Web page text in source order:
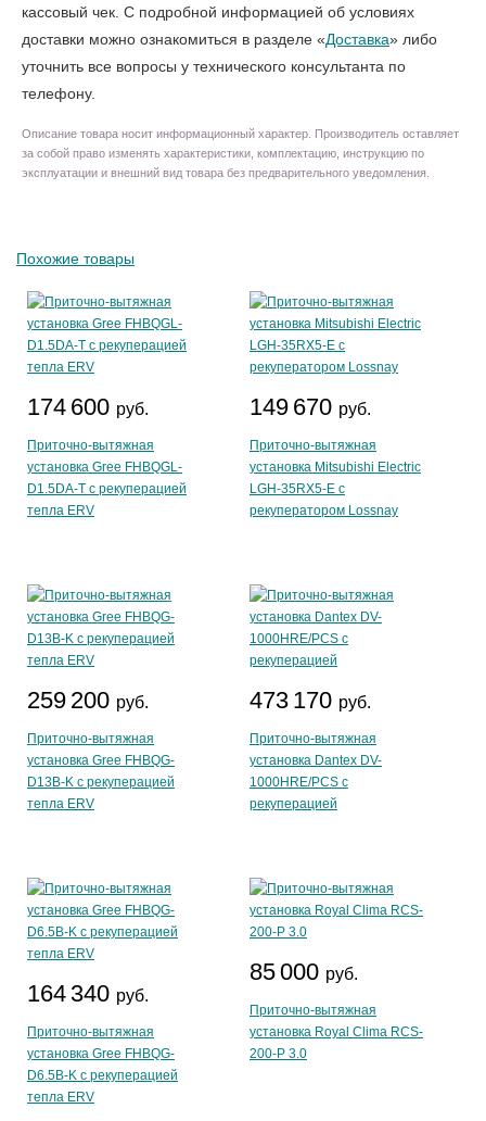
кассовый чек. С подробной информацией об условиях
доставки можно ознакомиться в разделе «Доставка» либо
уточнить все вопросы у технического консультанта по
телефону.
Описание товара носит информационный характер. Производитель оставляет
за собой право изменять характеристики, комплектацию, инструкцию по
эксплуатации и внешний вид товара без предварительного уведомления.
Похожие товары
174 600 руб.
Приточно-вытяжная
установка Gree FHBQGL-
D1.5DA-T с рекуперацией
тепла ERV
149 670 руб.
Приточно-вытяжная
установка Mitsubishi Electric
LGH-35RX5-E с
рекуператором Lossnay
259 200 руб.
Приточно-вытяжная
установка Gree FHBQG-
D13B-K с рекуперацией
тепла ERV
473 170 руб.
Приточно-вытяжная
установка Dantex DV-
1000HRE/PCS с
рекуперацией
164 340 руб.
Приточно-вытяжная
установка Gree FHBQG-
D6.5B-K с рекуперацией
тепла ERV
85 000 руб.
Приточно-вытяжная
установка Royal Clima RCS-
200-P 3.0